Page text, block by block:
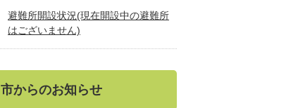
避難所開設状況(現在開設中の避難所
はございません)
市からのお知らせ